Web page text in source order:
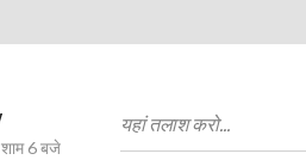
6 बजे